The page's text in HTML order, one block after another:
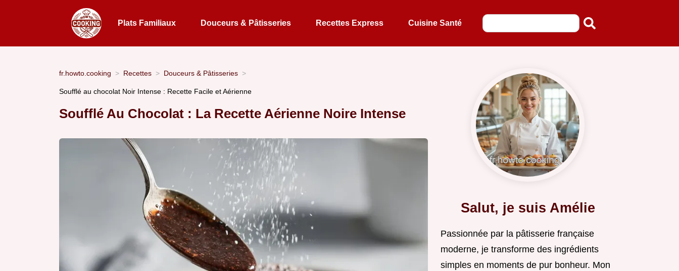
Plats Familiaux Douceurs & Pâtisseries Recettes Express Cuisine Santé
fr.howto.cooking Recettes Douceurs & Pâtisseries
Soufflé au chocolat Noir Intense : Recette Facile et Aérienne
Soufflé Au Chocolat : La Recette Aérienne Noire Intense
Salut, je suis Amélie
Passionnée par la pâtisserie française
moderne, je transforme des ingrédients
simples en moments de pur bonheur. Mon